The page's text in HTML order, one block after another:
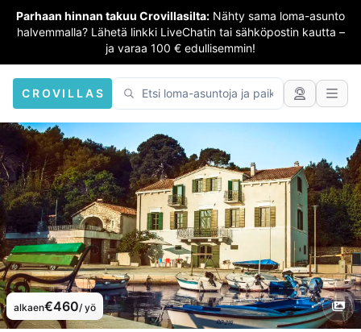
Parhaan hinnan takuu Crovillasilta: Nähty sama loma-asunto
halvemmalla? Lähetä linkki LiveChatin tai sähköpostin kautta –
ja varaa 100 € edullisemmin!
CROVILLAS
alkaen€460/ yö